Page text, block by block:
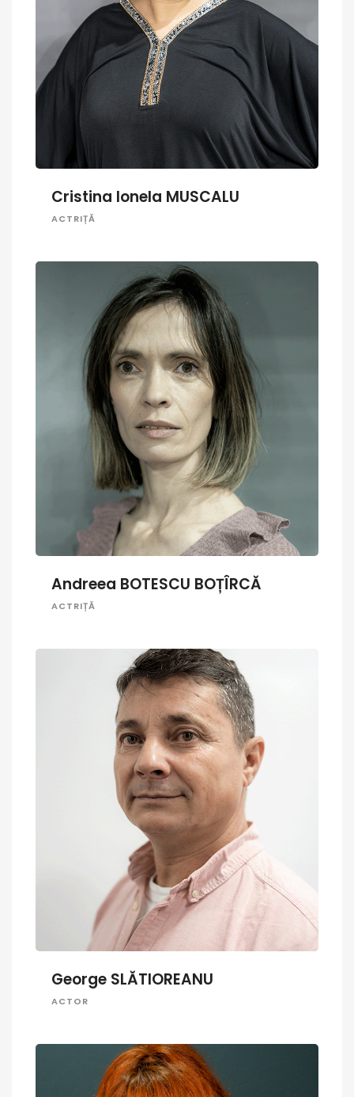
Cristina Ionela MUSCALU
ACTRIȚĂ
Andreea BOTESCU BOȚÎRCĂ
ACTRIȚĂ
George SLĂTIOREANU
ACTOR